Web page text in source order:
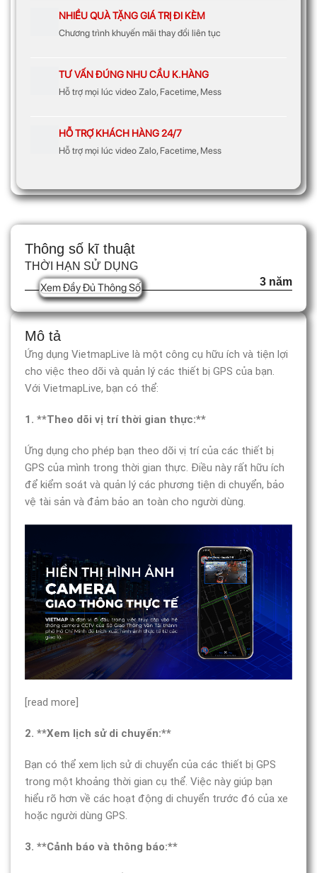
NHIỀU QUÀ TẶNG GIÁ TRỊ ĐI KÈM
Chương trình khuyến mãi thay đổi liên tục
TƯ VẤN ĐÚNG NHU CẦU K.HÀNG
Hỗ trợ mọi lúc video Zalo, Facetime, Mess
HỖ TRỢ KHÁCH HÀNG 24/7
Hỗ trợ mọi lúc video Zalo, Facetime, Mess
Mô tả
Ứng dụng VietmapLive là một công cụ hữu ích và tiện lợi
cho việc theo dõi và quản lý các thiết bị GPS của bạn.
Với VietmapLive, bạn có thể:
1. **Theo dõi vị trí thời gian thực:**
Ứng dụng cho phép bạn theo dõi vị trí của các thiết bị
GPS của mình trong thời gian thực. Điều này rất hữu ích
để kiểm soát và quản lý các phương tiện di chuyển, bảo
vệ tài sản và đảm bảo an toàn cho người dùng.
[read more]
2. **Xem lịch sử di chuyển:**
Bạn có thể xem lịch sử di chuyển của các thiết bị GPS
trong một khoảng thời gian cụ thể. Việc này giúp bạn
hiểu rõ hơn về các hoạt động di chuyển trước đó của xe
hoặc người dùng GPS.
3. **Cảnh báo và thông báo:**
Thông số kĩ thuật
THỜI HẠN SỬ DỤNG
3 năm
Xem Đầy Đủ Thông Số